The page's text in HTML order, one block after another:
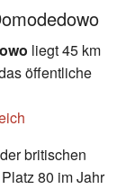
liegt 45 km
öffentliche
britischen
80 im Jahr